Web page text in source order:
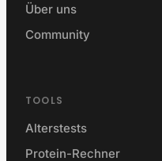
Über uns
Community
TOOLS
Alterstests
Protein-Rechner